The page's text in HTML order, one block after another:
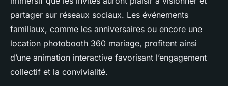
partager sur réseaux sociaux. Les événements
familiaux, comme les anniversaires ou encore une
location photobooth 360 mariage, profitent ainsi
d’une animation interactive favorisant l’engagement
collectif et la convivialité.